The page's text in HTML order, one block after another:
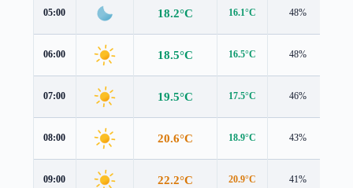
05:00 18.2°C 16.1°C 48%
06:00 18.5°C 16.5°C 48%
07:00 19.5°C 17.5°C 46%
08:00 20.6°C 18.9°C 43%
09:00 22.2°C 20.9°C 41%